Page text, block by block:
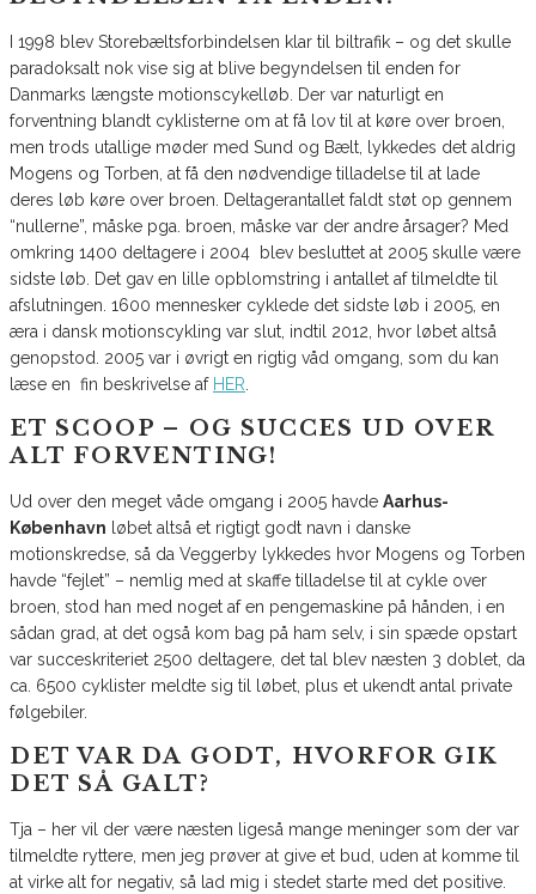
I 1998 blev Storebæltsforbindelsen klar til biltrafik – og det skulle
paradoksalt nok vise sig at blive begyndelsen til enden for
Danmarks længste motionscykelløb. Der var naturligt en
forventning blandt cyklisterne om at få lov til at køre over broen,
men trods utallige møder med Sund og Bælt, lykkedes det aldrig
Mogens og Torben, at få den nødvendige tilladelse til at lade
deres løb køre over broen. Deltagerantallet faldt støt op gennem
“nullerne”, måske pga. broen, måske var der andre årsager? Med
omkring 1400 deltagere i 2004 blev besluttet at 2005 skulle være
sidste løb. Det gav en lille opblomstring i antallet af tilmeldte til
afslutningen. 1600 mennesker cyklede det sidste løb i 2005, en
æra i dansk motionscykling var slut, indtil 2012, hvor løbet altså
genopstod. 2005 var i øvrigt en rigtig våd omgang, som du kan
læse en fin beskrivelse af HER.
ET SCOOP – OG SUCCES UD OVER
ALT FORVENTING!
Ud over den meget våde omgang i 2005 havde Aarhus-
København løbet altså et rigtigt godt navn i danske
motionskredse, så da Veggerby lykkedes hvor Mogens og Torben
havde “fejlet” – nemlig med at skaffe tilladelse til at cykle over
broen, stod han med noget af en pengemaskine på hånden, i en
sådan grad, at det også kom bag på ham selv, i sin spæde opstart
var succeskriteriet 2500 deltagere, det tal blev næsten 3 doblet, da
ca. 6500 cyklister meldte sig til løbet, plus et ukendt antal private
følgebiler.
DET VAR DA GODT, HVORFOR GIK
DET SÅ GALT?
Tja – her vil der være næsten ligeså mange meninger som der var
tilmeldte ryttere, men jeg prøver at give et bud, uden at komme til
at virke alt for negativ, så lad mig i stedet starte med det positive.